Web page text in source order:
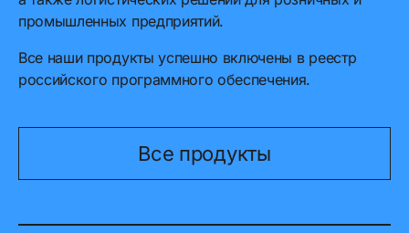
промышленных предприятий.
Все наши продукты успешно включены в реестр
российского программного обеспечения.
Все продукты